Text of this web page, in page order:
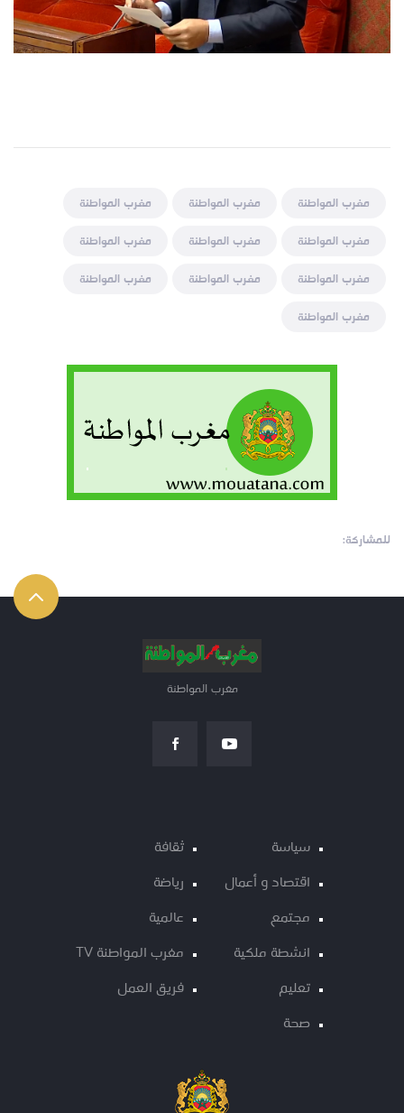
مغرب المواطنة مغرب المواطنة
مغرب المواطنة
مغرب المواطنة
مغرب المواطنة
مغرب المواطنة
مغرب المواطنة
مغرب المواطنة
مغرب المواطنة
مغرب المواطنة
للمشاركة:
مغرب المواطنة
سياسة
اقتصاد و أعمال
مجتمع
انشطة ملكية
تعليم
صحة
ثقافة
رياضة
عالمية
مغرب المواطنة TV
فريق العمل